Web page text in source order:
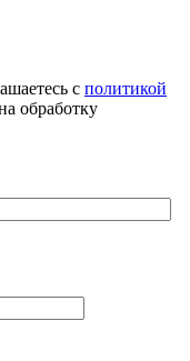
с политикой
обработку